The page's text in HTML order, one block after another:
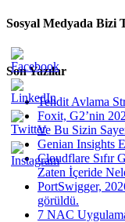
Sosyal Medyada Bizi
Son Yazılar
Tehdit Avlama
Foxit, G2’nin
Ve Bu Sizin
Genian Insights
Cloudflare Sıfır
Zaten İçeride
PortSwigger,
görüldü.
7 NAC